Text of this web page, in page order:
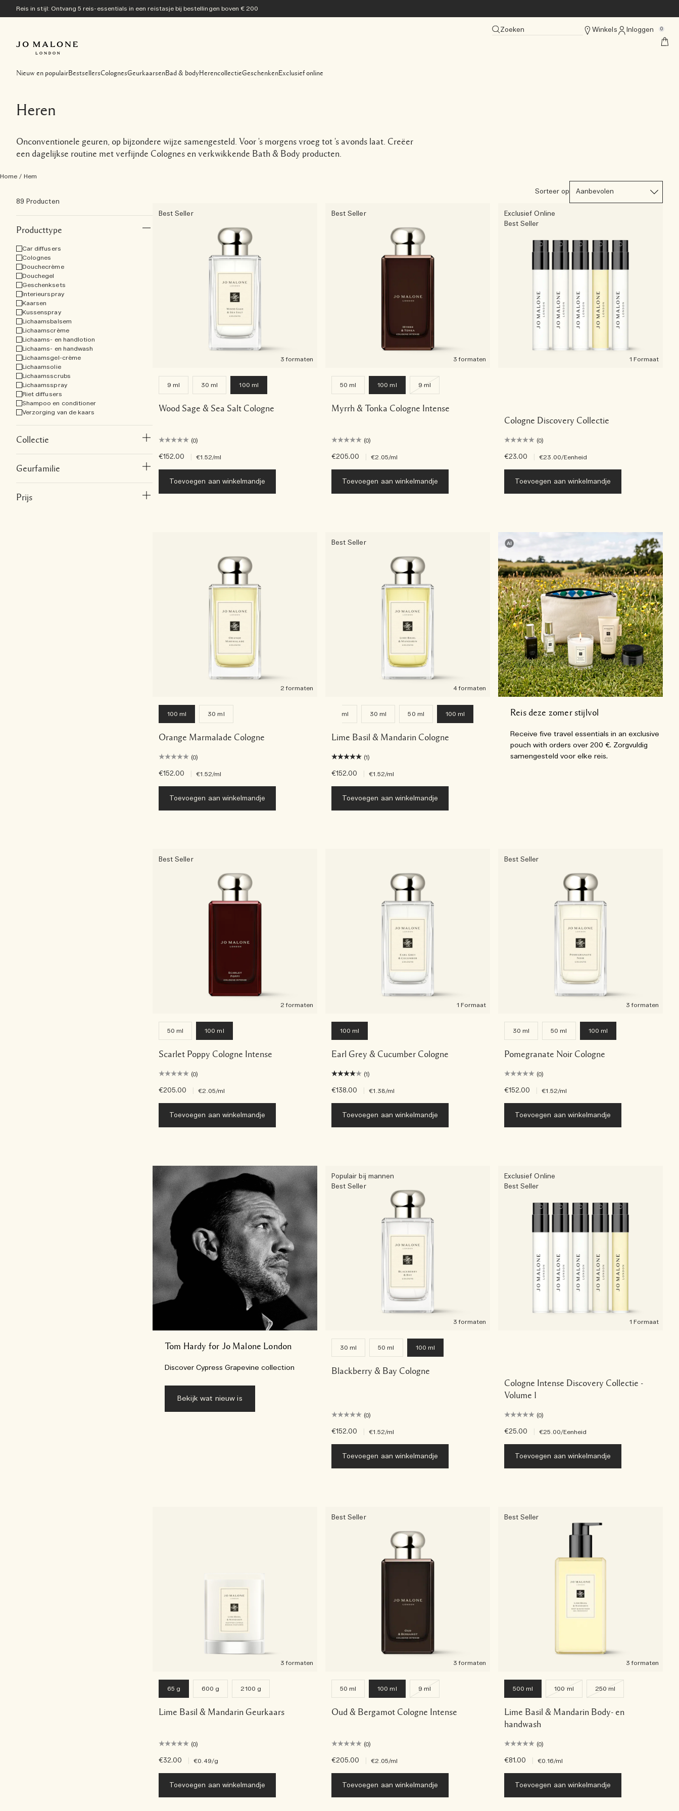
Reis in stijl: Ontvang 5 reis-essentials in een reistasje bij bestellingen boven € 200
Zoeken Winkels Inloggen 0
Nieuw en populairBestsellersColognesGeurkaarsenBad & bodyHerencollectieGeschenkenExclusief online
Heren
Onconventionele geuren, op bijzondere wijze samengesteld. Voor 's morgens vroeg tot 's avonds laat. Creëer
een dagelijkse routine met verfijnde Colognes en verkwikkende Bath & Body producten.
Home / Hem
89 Producten
Producttype
Car diffusers
Colognes
Douchecrème
Douchegel
Geschenksets
Interieurspray
Kaarsen
Kussenspray
Lichaamsbalsem
Lichaamscrème
Lichaams- en handlotion
Lichaams- en handwash
Lichaamsgel-crème
Lichaamsolie
Lichaamsscrubs
Lichaamsspray
Riet diffusers
Shampoo en conditioner
Verzorging van de kaars
Collectie
Geurfamilie
Prijs
Sorteer op
Best Seller
3 formaten
9 ml 30 ml 100 ml
Wood Sage & Sea Salt Cologne
(0)
€152.00 €1.52/ml
Toevoegen aan winkelmandje
Best Seller
3 formaten
50 ml 100 ml 9 ml
Myrrh & Tonka Cologne Intense
(0)
€205.00 €2.05/ml
Toevoegen aan winkelmandje
Exclusief Online
Best Seller
1 Formaat
Cologne Discovery Collectie
(0)
€23.00 €23.00/Eenheid
Toevoegen aan winkelmandje
2 formaten
100 ml 30 ml
Orange Marmalade Cologne
(0)
€152.00 €1.52/ml
Toevoegen aan winkelmandje
Best Seller
4 formaten
9 ml 30 ml 50 ml 100 ml
Lime Basil & Mandarin Cologne
(1)
€152.00 €1.52/ml
Toevoegen aan winkelmandje
Reis deze zomer stijlvol
Receive five travel essentials in an exclusive
pouch with orders over 200 €. Zorgvuldig
samengesteld voor elke reis.
Best Seller
2 formaten
50 ml 100 ml
Scarlet Poppy Cologne Intense
(0)
€205.00 €2.05/ml
Toevoegen aan winkelmandje
1 Formaat
100 ml
Earl Grey & Cucumber Cologne
(1)
€138.00 €1.38/ml
Toevoegen aan winkelmandje
Best Seller
3 formaten
30 ml 50 ml 100 ml
Pomegranate Noir Cologne
(0)
€152.00 €1.52/ml
Toevoegen aan winkelmandje
Tom Hardy for Jo Malone London​
Discover Cypress Grapevine collection
Bekijk wat nieuw is
Populair bij mannen
Best Seller
3 formaten
30 ml 50 ml 100 ml
Blackberry & Bay Cologne
(0)
€152.00 €1.52/ml
Toevoegen aan winkelmandje
Exclusief Online
Best Seller
1 Formaat
Cologne Intense Discovery Collectie -
Volume 1
(0)
€25.00 €25.00/Eenheid
Toevoegen aan winkelmandje
3 formaten
65 g 600 g 2100 g
Lime Basil & Mandarin Geurkaars
(0)
€32.00 €0.49/g
Toevoegen aan winkelmandje
Best Seller
3 formaten
50 ml 100 ml 9 ml
Oud & Bergamot Cologne Intense
(0)
€205.00 €2.05/ml
Toevoegen aan winkelmandje
Best Seller
3 formaten
500 ml 100 ml 250 ml
Lime Basil & Mandarin Body- en
handwash
(0)
€81.00 €0.16/ml
Toevoegen aan winkelmandje